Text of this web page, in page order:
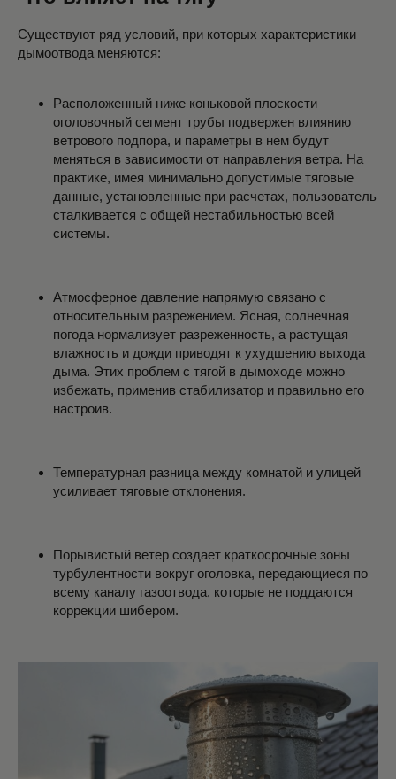
Существуют ряд условий, при которых характеристики
дымоотвода меняются:
Расположенный ниже коньковой плоскости
оголовочный сегмент трубы подвержен влиянию
ветрового подпора, и параметры в нем будут
меняться в зависимости от направления ветра. На
практике, имея минимально допустимые тяговые
данные, установленные при расчетах, пользователь
сталкивается с общей нестабильностью всей
системы.
Атмосферное давление напрямую связано с
относительным разрежением. Ясная, солнечная
погода нормализует разреженность, а растущая
влажность и дожди приводят к ухудшению выхода
дыма. Этих проблем с тягой в дымоходе можно
избежать, применив стабилизатор и правильно его
настроив.
Температурная разница между комнатой и улицей
усиливает тяговые отклонения.
Порывистый ветер создает краткосрочные зоны
турбулентности вокруг оголовка, передающиеся по
всему каналу газоотвода, которые не поддаются
коррекции шибером.